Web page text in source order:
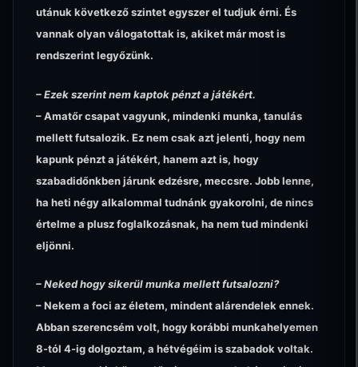
utánuk következő szintet egyszer el tudjuk érni. És
vannak olyan válogatottak is, akiket már most is
rendszerint legyőzünk.
– Ezek szerint nem kaptok pénzt a játékért.
– Amatőr csapat vagyunk, mindenki munka, tanulás
mellett futsalozik. Ez nem csak azt jelenti, hogy nem
kapunk pénzt a játékért, hanem azt is, hogy
szabadidőnkben járunk edzésre, meccsre. Jobb lenne,
ha heti négy alkalommal tudnánk gyakorolni, de nincs
értelme a plusz foglalkozásnak, ha nem tud mindenki
eljönni.
– Neked hogy sikerül munka mellett futsalozni?
– Nekem a foci az életem, mindent alárendelek ennek.
Abban szerencsém volt, hogy korábbi munkahelyemen
8-tól 4-ig dolgoztam, a hétvégéim is szabadok voltak.